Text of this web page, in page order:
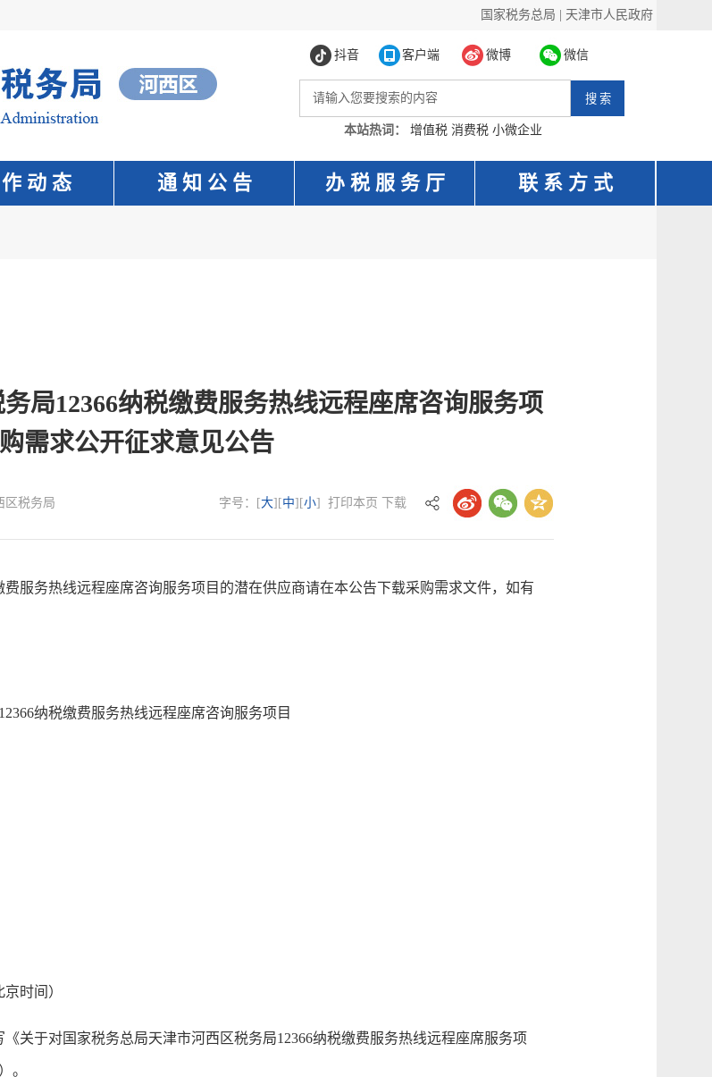
国家税务总局 天津市人民政府
抖音 客户端 微博 微信
本站热词： 增值税 消费税 小微企业
动 态 通 知 公 告 办 税 服 务 厅 联 系 方 式
局12366纳税缴费服务热线远程座席咨询服务项
需求公开征求意见公告
区税务局 字号：[大][中][小] 打印本页 下载
服务热线远程座席咨询服务项目的潜在供应商请在本公告下载采购需求文件，如有
纳税缴费服务热线远程座席咨询服务项目
时间）
于对国家税务总局天津市河西区税务局12366纳税缴费服务热线远程座席服务项
。